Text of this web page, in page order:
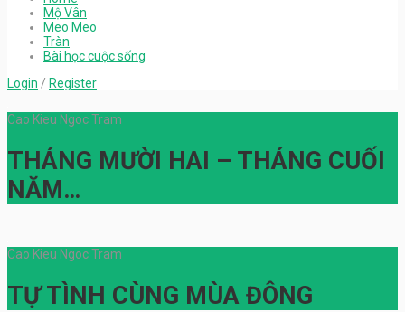
Mộ Vân
Meo Meo
Tràn
Bài học cuộc sống
Login / Register
Cao Kieu Ngoc Tram
THÁNG MƯỜI HAI – THÁNG CUỐI
NĂM…
Cao Kieu Ngoc Tram
TỰ TÌNH CÙNG MÙA ĐÔNG